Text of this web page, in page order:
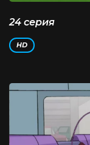
24 серия
HD